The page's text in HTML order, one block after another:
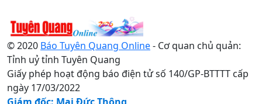
© 2020 Báo Tuyên Quang Online- Cơ quan chủ quản:
Tỉnh uỷ tỉnh Tuyên Quang
Giấy phép hoạt động báo điện tử số 140/GP-BTTTT cấp
ngày 17/03/2022